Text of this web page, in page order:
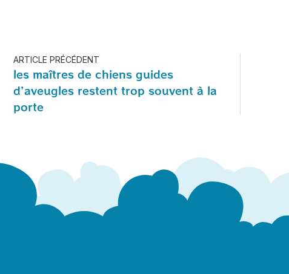
ARTICLE PRÉCÉDENT
les maîtres de chiens guides
d’aveugles restent trop souvent à la
porte